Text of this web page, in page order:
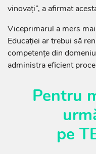
vinovați”, a afirmat
Viceprimarul a mers
Educației ar trebui să
competențe din
administra eficient
Pentru
pe